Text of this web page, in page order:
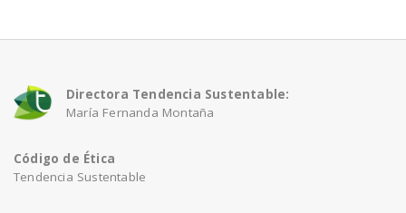
Directora Tendencia Sustentable:
María Fernanda Montaña
Código de Ética
Tendencia Sustentable